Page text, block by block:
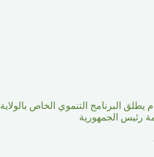
يطلق البرنامج التنموي الخاص بالولاية
رئيس الجمهورية